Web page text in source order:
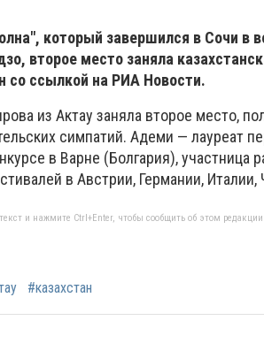
который завершился в Сочи в
второе место заняла
со ссылкой на РИА Новости.
из Актау заняла второе место,
симпатий. Адеми — лауреат
в Варне (Болгария), участница
в Австрии, Германии, Италии,
и нажмите Ctrl+Enter, чтобы сообщить об этом редакции
#казахстан